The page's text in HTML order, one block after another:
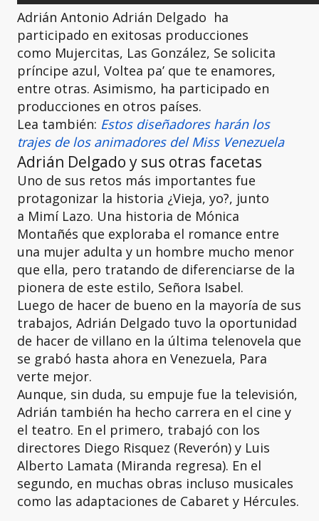
Adrián Antonio Adrián Delgado ha
participado en exitosas producciones
como Mujercitas, Las González, Se solicita
príncipe azul, Voltea pa’ que te enamores,
entre otras. Asimismo, ha participado en
producciones en otros países.
Lea también: Estos diseñadores harán los
trajes de los animadores del Miss Venezuela
Adrián Delgado y sus otras facetas
Uno de sus retos más importantes fue
protagonizar la historia ¿Vieja, yo?, junto
a Mimí Lazo. Una historia de Mónica
Montañés que exploraba el romance entre
una mujer adulta y un hombre mucho menor
que ella, pero tratando de diferenciarse de la
pionera de este estilo, Señora Isabel.
Luego de hacer de bueno en la mayoría de sus
trabajos, Adrián Delgado tuvo la oportunidad
de hacer de villano en la última telenovela que
se grabó hasta ahora en Venezuela, Para
verte mejor.
Aunque, sin duda, su empuje fue la televisión,
Adrián también ha hecho carrera en el cine y
el teatro. En el primero, trabajó con los
directores Diego Risquez (Reverón) y Luis
Alberto Lamata (Miranda regresa). En el
segundo, en muchas obras incluso musicales
como las adaptaciones de Cabaret y Hércules.